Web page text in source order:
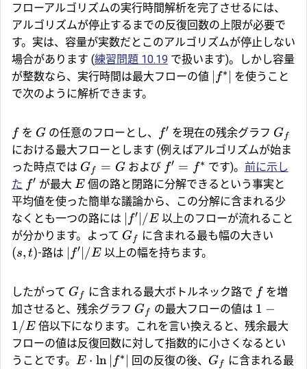
フローアルゴリズムの実行時間解析を完了させるには、
アルゴリズムが停止するまでの反復回数の上限が必要で
す。実は、容量が実数だとこのアルゴリズムが停止しない
場合があります (練習問題 10.19 で扱います)。しかし容量
が整数なら、実行時間は最大フローの値
f∗
を使うこと
で次のように解析できます。
f を G の任意のフローとし、 f′ を現在の残余グラフ G f
における最大フローとします (例えばアルゴリズムが始ま
った時点では G f = Gおよび f′ = f∗ です)。 前に示し
た f′ が最大E 個の路と閉路に分解できるという事実と
平均値を使った簡単な議論から、この分解に含まれる少
なくとも一つの路には
f′ ∣/E 以上のフローが流れること
が分かります。よって G f に含まれる最も幅の大きい
(s, t)-路は f′ ∣/E 以上の幅を持ちます。
したがって G f に含まれる最大ボトルネック路で f を増
加させると、残余グラフ G f の最大フローの値は 1 −
1/E 倍以下になります。これを言い換えると、残余最大
フローの値は反復回数に対して指数的に小さくなるとい
うことです。 E ⋅ ln f∗ 回の反復の後、 G f
に含まれる最